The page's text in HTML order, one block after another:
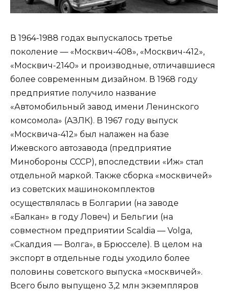
В 1964-1988 годах выпускалось третье
поколение — «Москвич-408», «Москвич-412»,
«Москвич-2140» и производные, отличавшиеся
более современным дизайном. В 1968 году
предприятие получило название
«Автомобильный завод имени Ленинского
комсомола» (АЗЛК). В 1967 году выпуск
«Москвича-412» был налажен на базе
Ижевского автозавода (предприятие
Минобороны СССР), впоследствии «Иж» стал
отдельной маркой. Также сборка «москвичей»
из советских машинокомплектов
осуществлялась в Болгарии (на заводе
«Балкан» в году Ловеч) и Бельгии (на
совместном предприятии Scaldia — Volga,
«Скалдия — Волга», в Брюсселе). В целом на
экспорт в отдельные годы уходило более
половины советского выпуска «москвичей».
Всего было выпущено 3,2 млн экземпляров